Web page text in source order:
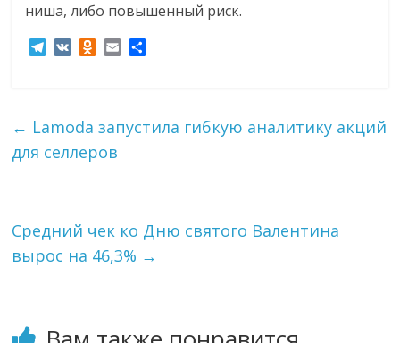
ниша, либо повышенный риск.
T
r
a
O
l
a
i
i
в
← Lamoda запустила гибкую аналитику акций
для селлеров
Средний чек ко Дню святого Валентина
вырос на 46,3% →